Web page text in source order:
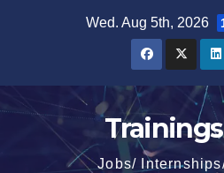
Wed. Aug 5th, 2026
Jobs/